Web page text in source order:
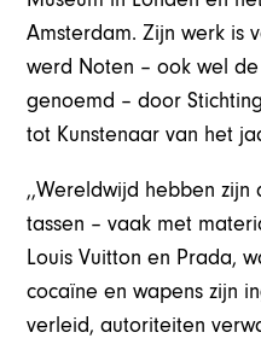
Amsterdam. Zijn werk is
werd Noten – ook wel
genoemd – door
tot Kunstenaar van het
,,Wereldwijd hebben
tassen – vaak met
Louis Vuitton en Prada,
cocaïne en wapens zijn
verleid, autoriteiten